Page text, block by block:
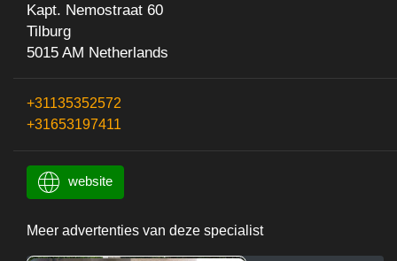
Kapt. Nemostraat 60
Tilburg
5015 AM Netherlands
+31135352572
+31653197411
website
Meer advertenties van deze specialist